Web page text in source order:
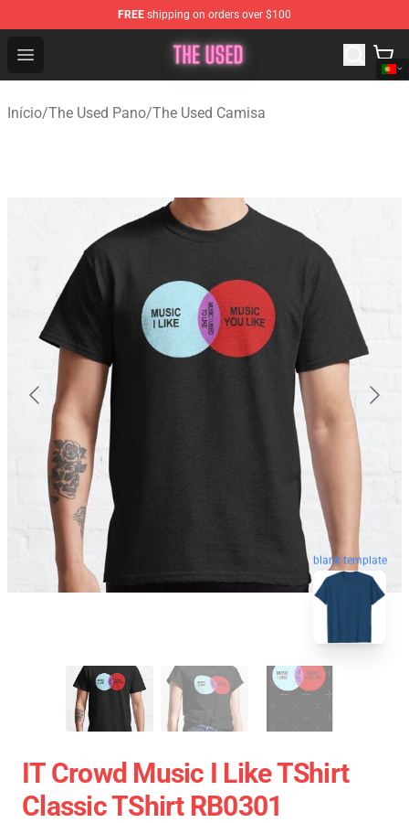
FREE shipping on orders over $100
Open menu
The Used Store - Official The Used Merchandise Shop
Início/The Used Pano/The Used Camisa
blank template
IT Crowd Music I Like TShirt
Classic TShirt RB0301